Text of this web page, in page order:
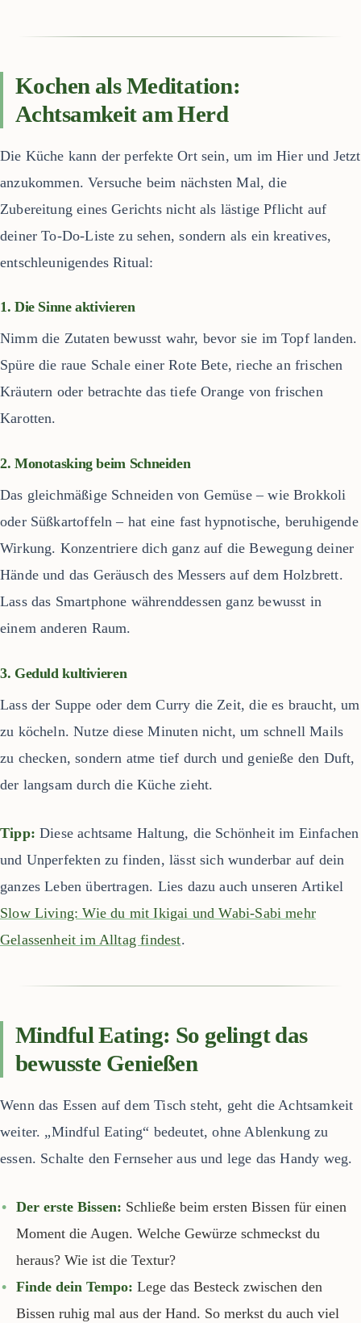
Kochen als Meditation:
Achtsamkeit am Herd
Die Küche kann der perfekte Ort sein, um im Hier und Jetzt
anzukommen. Versuche beim nächsten Mal, die
Zubereitung eines Gerichts nicht als lästige Pflicht auf
deiner To-Do-Liste zu sehen, sondern als ein kreatives,
entschleunigendes Ritual:
1. Die Sinne aktivieren
Nimm die Zutaten bewusst wahr, bevor sie im Topf landen.
Spüre die raue Schale einer Rote Bete, rieche an frischen
Kräutern oder betrachte das tiefe Orange von frischen
Karotten.
2. Monotasking beim Schneiden
Das gleichmäßige Schneiden von Gemüse – wie Brokkoli
oder Süßkartoffeln – hat eine fast hypnotische, beruhigende
Wirkung. Konzentriere dich ganz auf die Bewegung deiner
Hände und das Geräusch des Messers auf dem Holzbrett.
Lass das Smartphone währenddessen ganz bewusst in
einem anderen Raum.
3. Geduld kultivieren
Lass der Suppe oder dem Curry die Zeit, die es braucht, um
zu köcheln. Nutze diese Minuten nicht, um schnell Mails
zu checken, sondern atme tief durch und genieße den Duft,
der langsam durch die Küche zieht.
Tipp: Diese achtsame Haltung, die Schönheit im Einfachen
und Unperfekten zu finden, lässt sich wunderbar auf dein
ganzes Leben übertragen. Lies dazu auch unseren Artikel
Slow Living: Wie du mit Ikigai und Wabi-Sabi mehr
Gelassenheit im Alltag findest.
Mindful Eating: So gelingt das
bewusste Genießen
Wenn das Essen auf dem Tisch steht, geht die Achtsamkeit
weiter. „Mindful Eating“ bedeutet, ohne Ablenkung zu
essen. Schalte den Fernseher aus und lege das Handy weg.
Der erste Bissen: Schließe beim ersten Bissen für einen
Moment die Augen. Welche Gewürze schmeckst du
heraus? Wie ist die Textur?
Finde dein Tempo: Lege das Besteck zwischen den
Bissen ruhig mal aus der Hand. So merkst du auch viel